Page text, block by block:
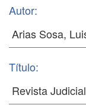
Autor:
Título: